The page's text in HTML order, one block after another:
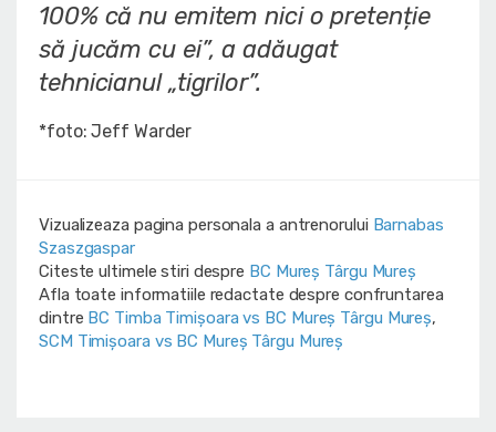
100% că nu emitem nici o pretenție
să jucăm cu ei”, a adăugat
tehnicianul „tigrilor”.
*foto: Jeff Warder
Vizualizeaza pagina personala a antrenorului Barnabas
Szaszgaspar
Citeste ultimele stiri despre BC Mureș Târgu Mureș
Afla toate informatiile redactate despre confruntarea
dintre BC Timba Timişoara vs BC Mureș Târgu Mureș,
SCM Timișoara vs BC Mureș Târgu Mureș